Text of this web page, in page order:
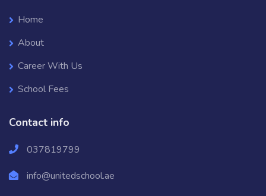
Home
About
Career With Us
School Fees
Contact info
037819799
info@unitedschool.ae